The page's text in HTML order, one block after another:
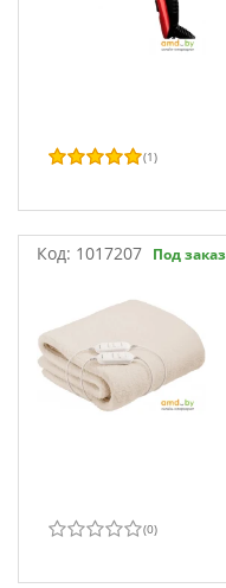
(1)
Код: 1017207 Под заказ
(0)